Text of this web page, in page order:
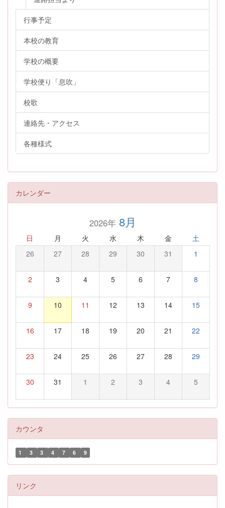
行事予定
本校の教育
学校の概要
学校便り「息吹」
校歌
連絡先・アクセス
各種様式
カレンダー
2026年8月
日 月 火 水 木 金 土
26 27 28 29 30 31 1
2 3 4 5 6 7 8
9 10 11 12 13 14 15
16 17 18 19 20 21 22
23 24 25 26 27 28 29
30 31 1 2 3 4 5
カウンタ
1 3 3 4 7 6 9
リンク